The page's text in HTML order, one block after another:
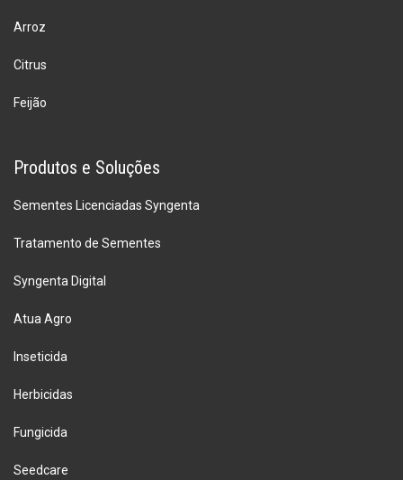
Arroz
Citrus
Feijão
Produtos e Soluções
Sementes Licenciadas Syngenta
Tratamento de Sementes
Syngenta Digital
Atua Agro
Inseticida
Herbicidas
Fungicida
Seedcare